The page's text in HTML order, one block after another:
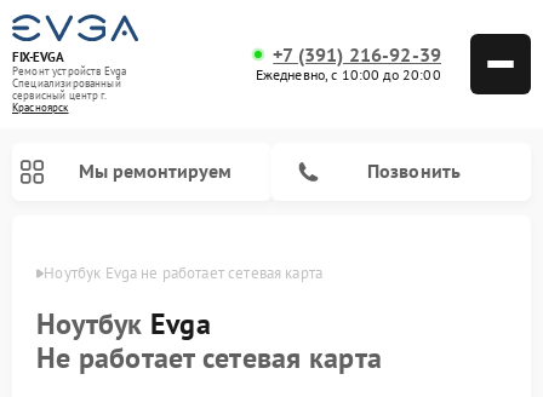
FIX-EVGA
Ремонт устройств Evga
Специализированный
cервисный центр г.
Красноярск
+7 (391) 216-92-39
Ежедневно, с 10:00 до 20:00
Мы ремонтируем Позвонить
Ноутбук Evga не работает сетевая карта
Ноутбук Evga
Не работает сетевая карта